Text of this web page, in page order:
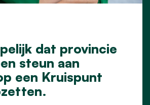
dat provincie
steun aan
een Kruispunt